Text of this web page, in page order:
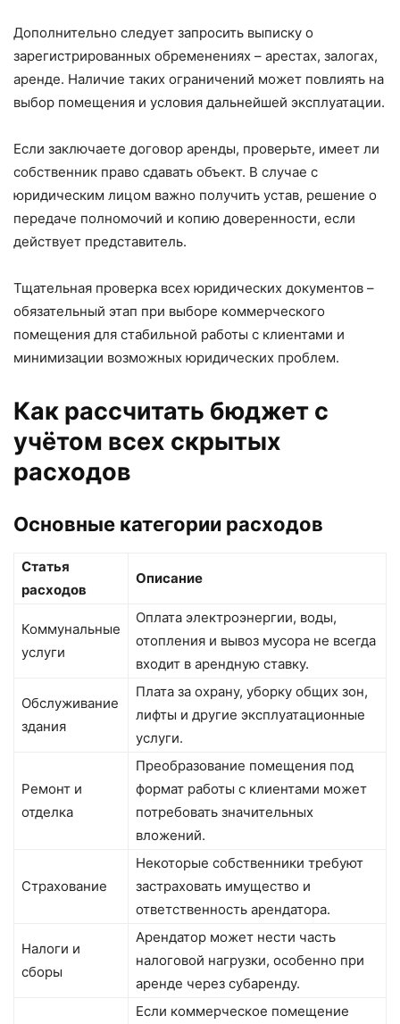
Дополнительно следует запросить выписку о
зарегистрированных обременениях – арестах, залогах,
аренде. Наличие таких ограничений может повлиять на
выбор помещения и условия дальнейшей эксплуатации.
Если заключаете договор аренды, проверьте, имеет ли
собственник право сдавать объект. В случае с
юридическим лицом важно получить устав, решение о
передаче полномочий и копию доверенности, если
действует представитель.
Тщательная проверка всех юридических документов –
обязательный этап при выборе коммерческого
помещения для стабильной работы с клиентами и
минимизации возможных юридических проблем.
Как рассчитать бюджет с
учётом всех скрытых
расходов
Основные категории расходов
Статья
расходов
Описание
Коммунальные
услуги
Оплата электроэнергии, воды,
отопления и вывоз мусора не всегда
входит в арендную ставку.
Обслуживание
здания
Плата за охрану, уборку общих зон,
лифты и другие эксплуатационные
услуги.
Ремонт и
отделка
Преобразование помещения под
формат работы с клиентами может
потребовать значительных
вложений.
Страхование
Некоторые собственники требуют
застраховать имущество и
ответственность арендатора.
Налоги и
сборы
Арендатор может нести часть
налоговой нагрузки, особенно при
аренде через субаренду.
Если коммерческое помещение